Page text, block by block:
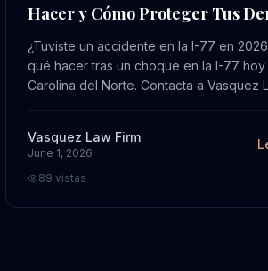
Hacer y Cómo Proteger Tus
en Carolina del Norte
¿Tuviste un accidente en la I-77 en
qué hacer tras un choque en la I-77 hoy
Carolina del Norte. Contacta a Vasquez
Vasquez Law Firm
June 1, 2026
89 vistas